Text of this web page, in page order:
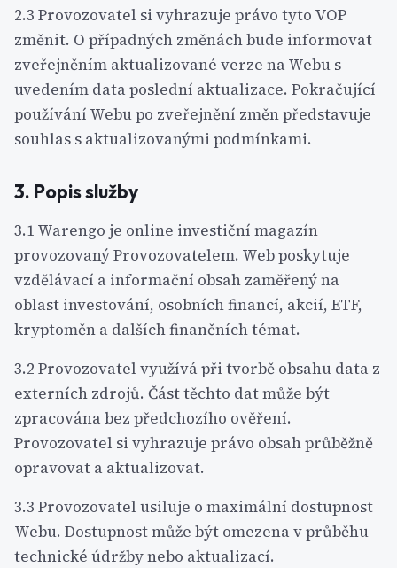
2.3 Provozovatel si vyhrazuje právo tyto VOP
změnit. O případných změnách bude informovat
zveřejněním aktualizované verze na Webu s
uvedením data poslední aktualizace. Pokračující
používání Webu po zveřejnění změn představuje
souhlas s aktualizovanými podmínkami.
3. Popis služby
3.1 Warengo je online investiční magazín
provozovaný Provozovatelem. Web poskytuje
vzdělávací a informační obsah zaměřený na
oblast investování, osobních financí, akcií, ETF,
kryptoměn a dalších finančních témat.
3.2 Provozovatel využívá při tvorbě obsahu data z
externích zdrojů. Část těchto dat může být
zpracována bez předchozího ověření.
Provozovatel si vyhrazuje právo obsah průběžně
opravovat a aktualizovat.
3.3 Provozovatel usiluje o maximální dostupnost
Webu. Dostupnost může být omezena v průběhu
technické údržby nebo aktualizací.